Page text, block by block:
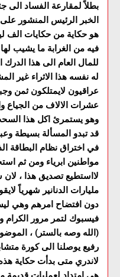
بطلاً لمقارعة الفساد الى
الخبر الرئيس المنشور
هو حكاية من حكايات الف
فيه من الغرابة ما يشيب
للمال العام الى هذا
له نفسه هذا الاثراء غير
عراقيون لايمتلكون ثمن
عشرات الالاف من الجياع
وهو يستمرئ اكل هذا
قد تبدو المسألة بسيطة
في اختراق نظام البطاقة
مواطنين ابرياء ومن ثم
لااستطيع تصديق هذا ،
مليارات الدنانير شهرياً
دون افتضاح امرهم وهي
فيسبوك لتمر مرور الكرام
(الله وصه بالستر) ،
رفيع يوصلنا الى كورة
لاندري متى بدأت حكاية